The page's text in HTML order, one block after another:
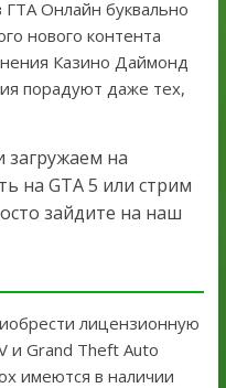
ГТА Онлайн буквально
нового контента
Казино Даймонд
порадуют даже тех,
на
на GTA 5 или стрим
зайдите на наш
лицензионную
и Grand Theft Auto
имеются в наличии